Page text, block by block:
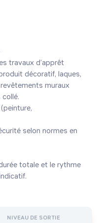
travaux d’apprêt
décoratif, laques,
muraux
selon normes en
totale et le rythme
NIVEAU DE SORTIE